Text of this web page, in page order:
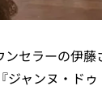
セラーの伊
ャンヌ・ド